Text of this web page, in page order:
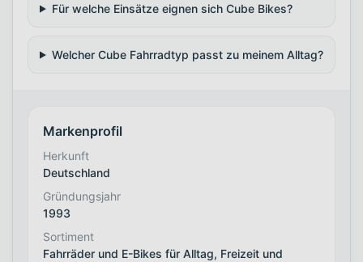
Für welche Einsätze eignen sich Cube Bikes?
Welcher Cube Fahrradtyp passt zu meinem Alltag?
Markenprofil
Herkunft
Deutschland
Gründungsjahr
1993
Sortiment
Fahrräder und E-Bikes für Alltag, Freizeit und